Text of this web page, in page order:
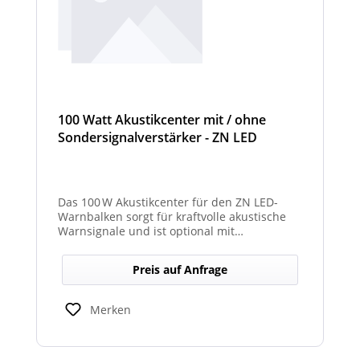
100 Watt Akustikcenter mit / ohne
Sondersignalverstärker - ZN LED
Das 100 W Akustikcenter für den ZN LED-
Warnbalken sorgt für kraftvolle akustische
Warnsignale und ist optional mit
erhältlich.
Preis auf Anfrage
Merken